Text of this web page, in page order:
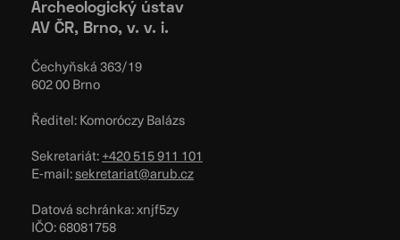
Archeologický ústav
AV ČR, Brno, v. v. i.
Čechyňská 363/19
602 00 Brno
Ředitel: Komoróczy Balázs
Sekretariát:+420 515 911 101
E-mail:sekretariat@arub.cz
Datová schránka: xnjf5zy
IČO: 68081758